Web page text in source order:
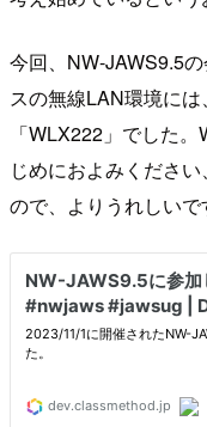
今回、NW-JAWS9.5
スの無線LAN環境に
「WLX222」でした
じめにおよみくださ
ので、よりうれしいで